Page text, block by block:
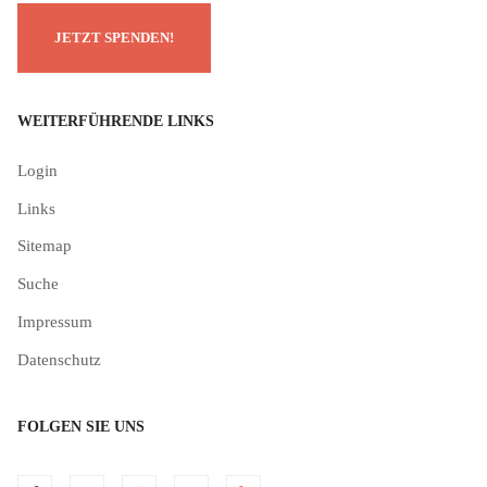
WEITERFÜHRENDE LINKS
Login
Links
Sitemap
Suche
Impressum
Datenschutz
FOLGEN SIE UNS